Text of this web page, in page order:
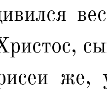
же,